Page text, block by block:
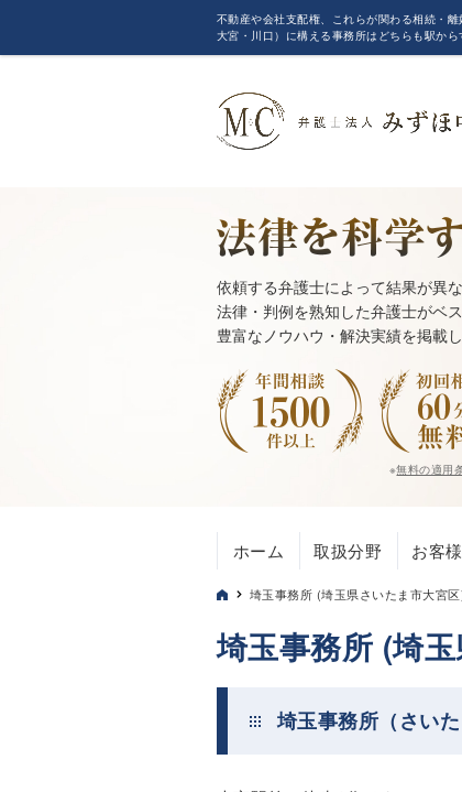
不動産や会社支配権、これらが関わる相続・
大宮・川口）に構える事務所はどちらも駅から
依頼する弁護士によって結果が異な
法律・判例を熟知した弁護士がベ
豊富なノウハウ・解決実績を掲載
※無料の適用
ホーム 取扱分野 お客
埼玉事務所 (埼玉県さいたま市大宮
埼玉事務所 (埼
埼玉事務所（さい